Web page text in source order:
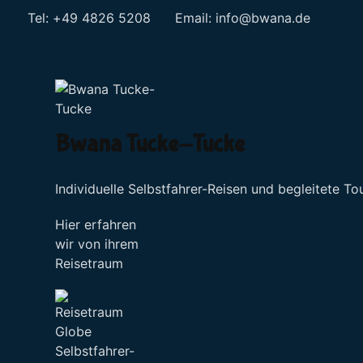
Tel: +49 4826 5208 Email: info@bwana.de
Bwana Tucke-Tucke
Individuelle Selbstfahrer-Reisen und begleitete
Hier erfahren
wir von ihrem
Reisetraum
Selbstfahrer-